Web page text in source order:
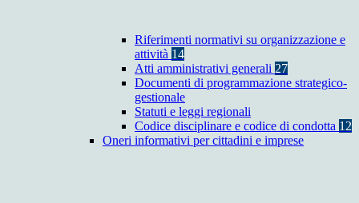
Riferimenti normativi su organizzazione e
attività 14
Atti amministrativi generali 27
Documenti di programmazione strategico-
gestionale
Statuti e leggi regionali
Codice disciplinare e codice di condotta 12
Oneri informativi per cittadini e imprese